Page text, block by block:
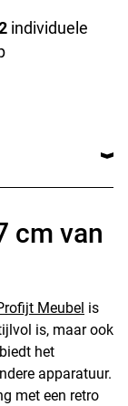
individuele
cm van
Meubel is
is, maar ook
het
apparatuur.
met een retro